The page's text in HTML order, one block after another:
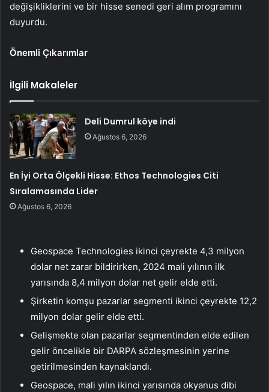
değişikliklerini ve bir hisse senedi geri alım programını
duyurdu.
Önemli Çıkarımlar
İlgili Makaleler
Deli Dumrul köye indi
Ağustos 6, 2026
En İyi Orta Ölçekli Hisse: Ethos Technologies Citi
Sıralamasında Lider
Ağustos 6, 2026
Geospace Technologies ikinci çeyrekte 4,3 milyon
dolar net zarar bildirirken, 2024 mali yılının ilk
yarısında 8,4 milyon dolar net gelir elde etti.
Şirketin komşu pazarlar segmenti ikinci çeyrekte 12,2
milyon dolar gelir elde etti.
Gelişmekte olan pazarlar segmentinden elde edilen
gelir öncelikle bir DARPA sözleşmesinin yerine
getirilmesinden kaynaklandı.
Geospace, mali yılın ikinci yarısında okyanus dibi